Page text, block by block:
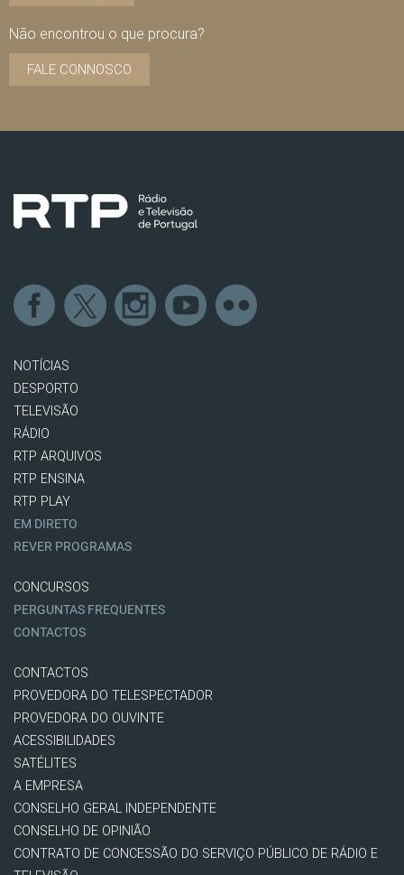
Não encontrou o que procura?
FALE CONNOSCO
NOTÍCIAS
DESPORTO
TELEVISÃO
RÁDIO
RTP ARQUIVOS
RTP ENSINA
RTP PLAY
EM DIRETO
REVER PROGRAMAS
CONCURSOS
PERGUNTAS FREQUENTES
CONTACTOS
CONTACTOS
PROVEDORA DO TELESPECTADOR
PROVEDORA DO OUVINTE
ACESSIBILIDADES
SATÉLITES
A EMPRESA
CONSELHO GERAL INDEPENDENTE
CONSELHO DE OPINIÃO
CONTRATO DE CONCESSÃO DO SERVIÇO PÚBLICO DE RÁDIO E